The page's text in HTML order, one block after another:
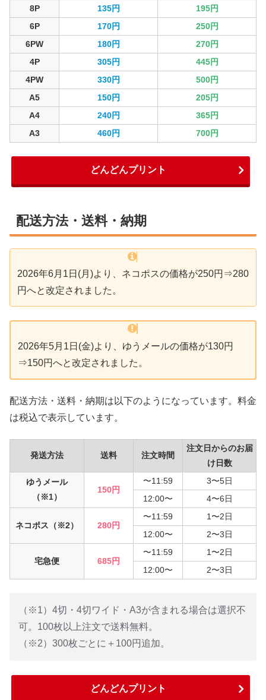
8P
135円
195円
6P
170円
250円
6PW
180円
270円
4P
305円
445円
4PW
330円
500円
A5
150円
205円
A4
240円
365円
A3
460円 700円
どんどんプリント
配送方法・送料・納期
2026年6月1日(月)より、ネコポスの価格が250円⇒280
円へと改定されました。
2026年5月1日(金)より、ゆうメールの価格が130円
⇒150円へと改定されました。
配送方法・送料・納期は以下のようになっています。料金
は税込で表示しています。
発送方法 送料 注文時間
注文日からのお届
け日数
ゆうメール
（※1）
150円
〜11:59
3〜5日
12:00〜
4〜6日
ネコポス（※2） 280円
〜11:59
1〜2日
12:00〜
2〜3日
宅急便 685円
〜11:59
1〜2日
12:00〜
2〜3日
（※1）4切・4切ワイド・A3が含まれる場合は選択不
可。100枚以上注文で送料無料。
（※2）300枚ごとに＋100円追加。
どんどんプリント